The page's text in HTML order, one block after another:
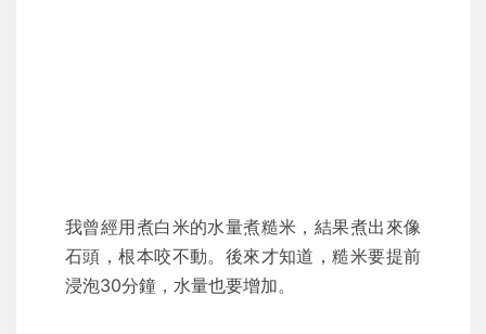
我曾經用煮白米的水量煮糙米，結果煮出來像
石頭，根本咬不動。後來才知道，糙米要提前
浸泡30分鐘，水量也要增加。